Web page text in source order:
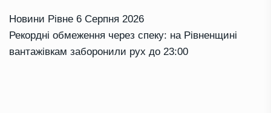
Новини Рівне 6 Серпня 2026
Рекордні обмеження через спеку: на Рівненщині
вантажівкам заборонили рух до 23:00